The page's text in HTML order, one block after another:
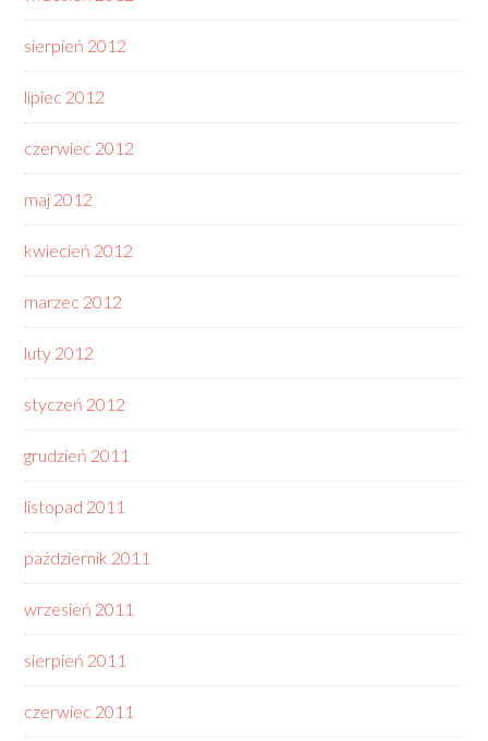
sierpień 2012
lipiec 2012
czerwiec 2012
maj 2012
kwiecień 2012
marzec 2012
luty 2012
styczeń 2012
grudzień 2011
listopad 2011
październik 2011
wrzesień 2011
sierpień 2011
czerwiec 2011